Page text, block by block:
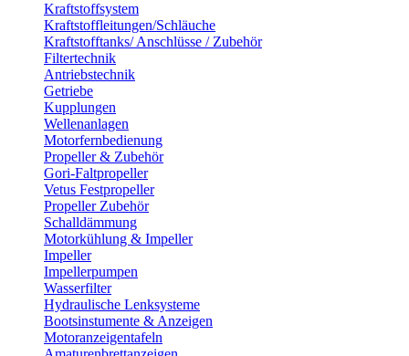
Kraftstoffsystem
Kraftstoffleitungen/Schläuche
Kraftstofftanks/ Anschlüsse / Zubehör
Filtertechnik
Antriebstechnik
Getriebe
Kupplungen
Wellenanlagen
Motorfernbedienung
Propeller & Zubehör
Gori-Faltpropeller
Vetus Festpropeller
Propeller Zubehör
Schalldämmung
Motorkühlung & Impeller
Impeller
Impellerpumpen
Wasserfilter
Hydraulische Lenksysteme
Bootsinstumente & Anzeigen
Motoranzeigentafeln